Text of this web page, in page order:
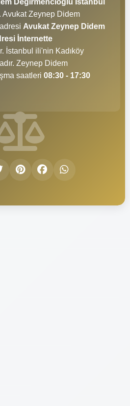
Avukat Zeynep Didem
Avukat Zeynep Didem
İnternette
İstanbul ili'nin Kadıköy
Zeynep Didem
saatleri 08:30 - 17:30